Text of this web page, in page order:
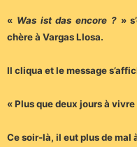
« Was ist das encore ?»
chère à Vargas Llosa.
Il cliqua et le message
« Plus que deux jours à vivre
Ce soir-là, il eut plus de mal